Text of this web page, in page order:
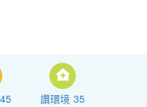
45 讚環境 35